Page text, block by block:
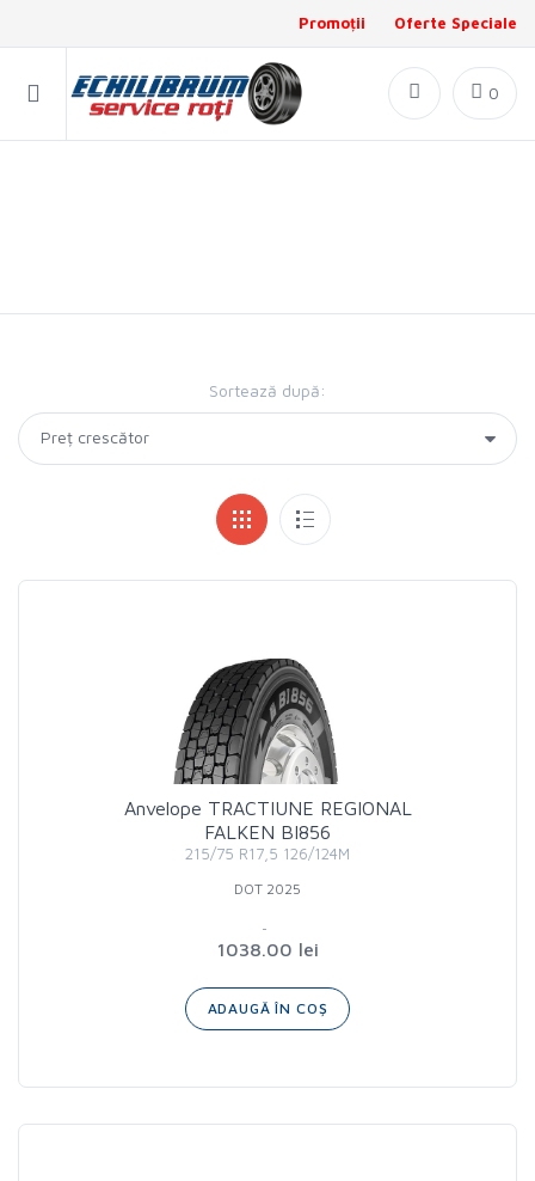
Promoții Oferte Speciale
0
Sortează după:
Anvelope TRACTIUNE REGIONAL
FALKEN BI856
215/75 R17,5 126/124M
DOT 2025
1038.00 lei
ADAUGĂ ÎN COȘ